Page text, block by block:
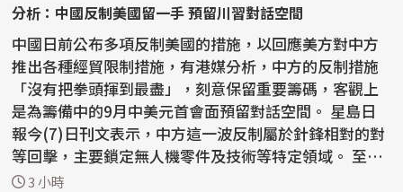
分析：中國反制美國留一手 預留川習對話空間
中國日前公布多項反制美國的措施，以回應美方對中方
推出各種經貿限制措施，有港媒分析，中方的反制措施
「沒有把拳頭揮到最盡」，刻意保留重要籌碼，客觀上
是為籌備中的9月中美元首會面預留對話空間。 星島日
報今(7)日刊文表示，中方這一波反制屬於針鋒相對的對
等回擊，主要鎖定無人機零件及技術等特定領域。 至於
稀土...
3 小時